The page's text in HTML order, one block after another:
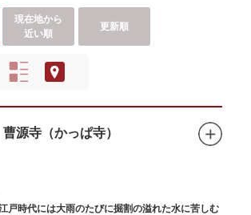
現在地から
近い順
更新順
曹源寺（かっぱ寺）
戸時代には大雨のたびに掘割の溢れた水に苦しむ